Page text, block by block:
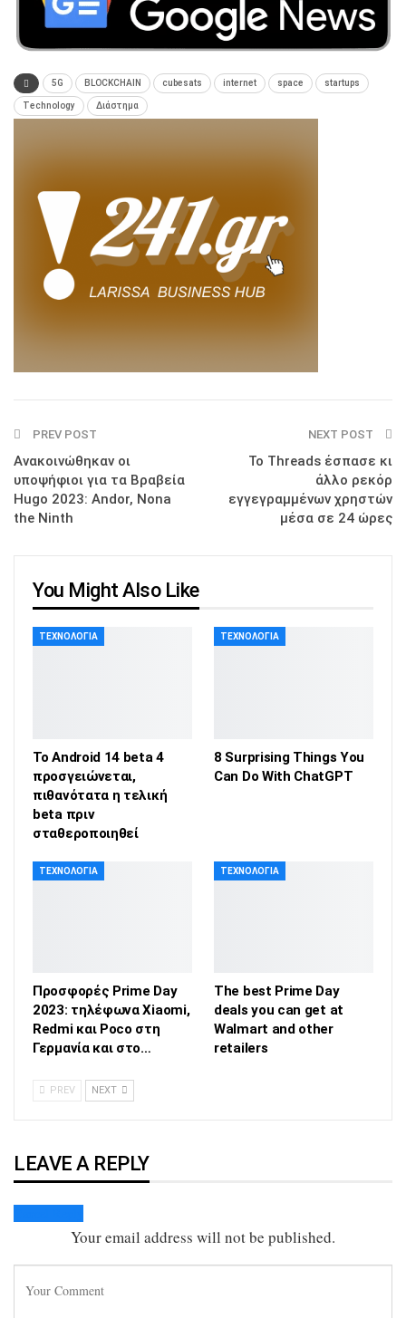
5G BLOCKCHAIN cubesats internet space startups
Technology Διάστημα
PREV POST
Ανακοινώθηκαν οι
υποψήφιοι για τα Βραβεία
Hugo 2023: Andor, Nona
the Ninth
NEXT POST
Το Threads έσπασε κι
άλλο ρεκόρ
εγγεγραμμένων χρηστών
μέσα σε 24 ώρες
You Might Also Like
ΤΕΧΝΟΛΟΓΊΑ
Το Android 14 beta 4
προσγειώνεται,
πιθανότατα η τελική
beta πριν
σταθεροποιηθεί
ΤΕΧΝΟΛΟΓΊΑ
8 Surprising Things You
Can Do With ChatGPT
ΤΕΧΝΟΛΟΓΊΑ
Προσφορές Prime Day
2023: τηλέφωνα Xiaomi,
Redmi και Poco στη
Γερμανία και στο…
ΤΕΧΝΟΛΟΓΊΑ
The best Prime Day
deals you can get at
Walmart and other
retailers
PREV NEXT
LEAVE A REPLY
Your email address will not be published.